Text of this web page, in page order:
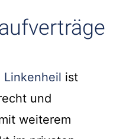
Linkenheil ist
und
weiterem